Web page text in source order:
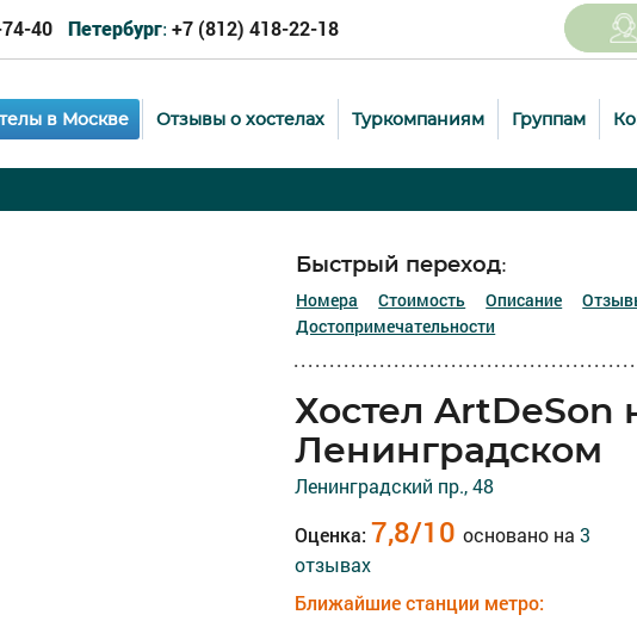
40 Петербург: +7 (812) 418-22-18
в Москве Отзывы о хостелах Туркомпаниям Группам
Быстрый переход:
Номера Стоимость Описание
Достопримечательности
Хостел ArtDeSon
Ленинградском
Ленинградский пр., 48
Оценка: 7,8/10 основано на3
отзывах
Ближайшие станции метро: